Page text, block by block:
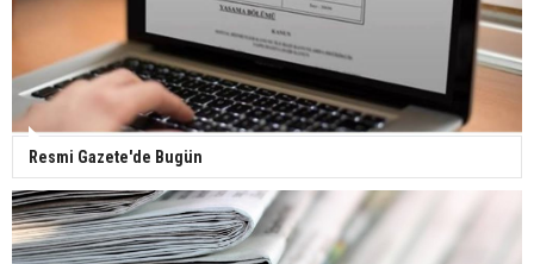
Gazze'deki Sağlık Bakanlığı duyurdu: Vahşetin
pençesinde 2 salgın vaka tespit edildi
Resmi Gazete'de Bugün